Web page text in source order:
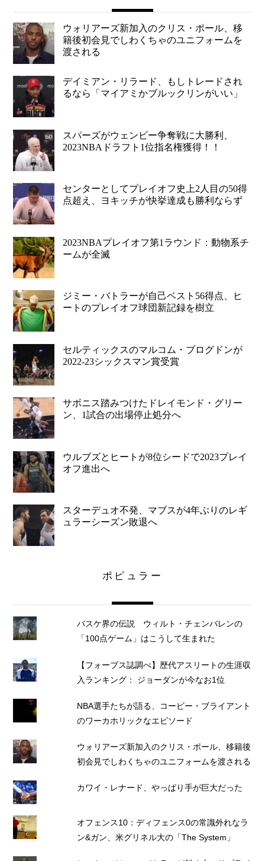
ウォリアーズ新加入のクリス・ポール、移
籍後初会見でしわくちゃのユニフォームを
渡される
デイミアン・リラード、もしトレードされ
るなら「マイアミかブルックリンがいい」
スパーズがウェンビー争奪戦に大勝利、
2023NBAドラフト1位指名権獲得！！
センターとしてプレイオフ史上2人目の50得
点超え、ヨキッチが快挙達成も勝利ならず
2023NBAプレイオフ第1ラウンド：動物系チ
ームが全滅
ジミー・バトラーが自己ベスト56得点、ヒ
ートのプレイオフ球団新記録を樹立
セルティックスのマルコム・ブログドンが
2022-23シックスマン賞受賞
サボニス踏みつけたドレイモンド・グリー
ン、1試合の出場停止処分へ
ウルブズとヒートが8位シードで2023プレイ
オフ進出へ
スターデュオ不発、マブスが4年ぶりのレギ
ュラーシーズン敗退へ
ポピュラー
バスケ界の伝説 ウィルト・チェンバレンの
「100点ゲーム」はこうして生まれた
【フォーブス誌調べ】歴代アスリートの生涯収
入ランキング： ジョーダンが今なお1位
NBA選手たちが語る、コービー・ブライアント
のワーカホリックなエピソード
ウォリアーズ新加入のクリス・ポール、移籍後
初会見でしわくちゃのユニフォームを渡される
カワイ・レナード、やっぱり手が巨大だった
オフェンス10：ディフェンス0の常識外れなラ
ン&ガン、米グリネル大の「The System」